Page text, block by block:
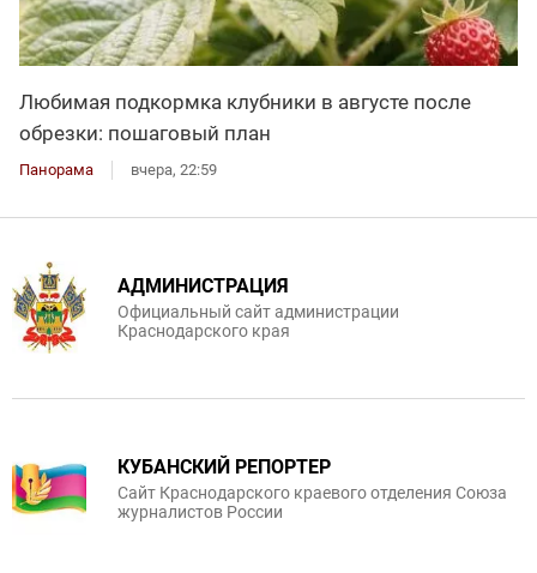
Любимая подкормка клубники в августе после
обрезки: пошаговый план
Панорама вчера, 22:59
АДМИНИСТРАЦИЯ
Официальный сайт администрации
Краснодарского края
КУБАНСКИЙ РЕПОРТЕР
Сайт Краснодарского краевого отделения Союза
журналистов России